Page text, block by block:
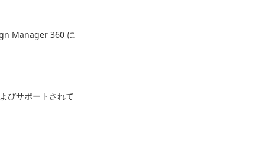
Manager 360 に
びサポートされて